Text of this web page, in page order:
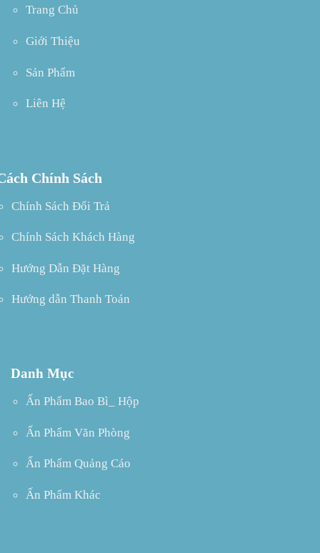
Trang Chủ
Giới Thiệu
Sản Phẩm
Liên Hệ
Chính Sách
Chính Sách Đổi Trả
Chính Sách Khách Hàng
Hướng Dẫn Đặt Hàng
Hướng dẫn Thanh Toán
Danh Mục
Ấn Phẩm Bao Bì_ Hộp
Ấn Phẩm Văn Phòng
Ấn Phẩm Quảng Cáo
Ấn Phẩm Khác